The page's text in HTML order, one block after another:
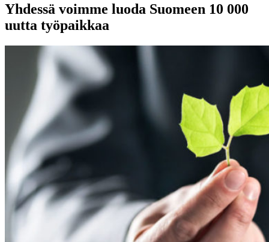
Yhdessä voimme luoda Suomeen 10 000
uutta työpaikkaa